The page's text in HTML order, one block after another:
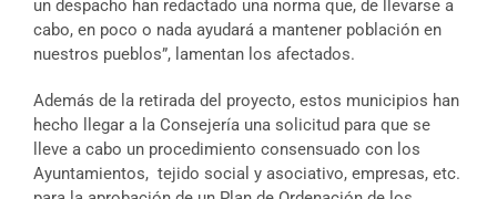
un despacho han redactado una norma que, de llevarse a
cabo, en poco o nada ayudará a mantener población en
nuestros pueblos”, lamentan los afectados.
Además de la retirada del proyecto, estos municipios han
hecho llegar a la Consejería una solicitud para que se
lleve a cabo un procedimiento consensuado con los
Ayuntamientos, tejido social y asociativo, empresas, etc.